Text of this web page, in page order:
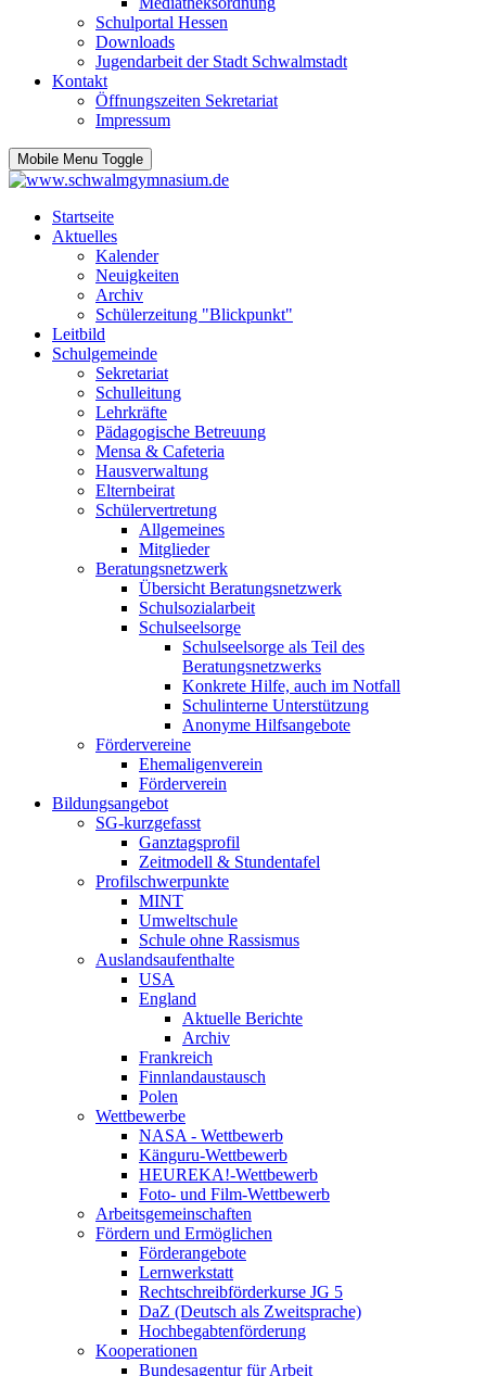
Schulportal Hessen
Downloads
Jugendarbeit der Stadt Schwalmstadt
Kontakt
Öffnungszeiten Sekretariat
Impressum
Mobile Menu Toggle
Startseite
Aktuelles
Kalender
Neuigkeiten
Archiv
Schülerzeitung "Blickpunkt"
Leitbild
Schulgemeinde
Sekretariat
Schulleitung
Lehrkräfte
Pädagogische Betreuung
Mensa & Cafeteria
Hausverwaltung
Elternbeirat
Schülervertretung
Allgemeines
Mitglieder
Beratungsnetzwerk
Übersicht Beratungsnetzwerk
Schulsozialarbeit
Schulseelsorge
Schulseelsorge als Teil des
Beratungsnetzwerks
Konkrete Hilfe, auch im Notfall
Schulinterne Unterstützung
Anonyme Hilfsangebote
Fördervereine
Ehemaligenverein
Förderverein
Bildungsangebot
SG-kurzgefasst
Ganztagsprofil
Zeitmodell & Stundentafel
Profilschwerpunkte
MINT
Umweltschule
Schule ohne Rassismus
Auslandsaufenthalte
USA
England
Aktuelle Berichte
Archiv
Frankreich
Finnlandaustausch
Polen
Wettbewerbe
NASA - Wettbewerb
Känguru-Wettbewerb
HEUREKA!-Wettbewerb
Foto- und Film-Wettbewerb
Arbeitsgemeinschaften
Fördern und Ermöglichen
Förderangebote
Lernwerkstatt
Rechtschreibförderkurse JG 5
DaZ (Deutsch als Zweitsprache)
Hochbegabtenförderung
Kooperationen
Bundesagentur für Arbeit